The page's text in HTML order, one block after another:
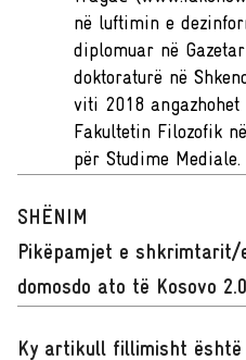
në luftimin e
diplomuar në
doktoraturë në
viti 2018
Fakultetin Filozofik
për Studime Mediale.
SHËNIM
Pikëpamjet e shkrimtarit/
domosdo ato të Kosovo
Ky artikull fillimisht